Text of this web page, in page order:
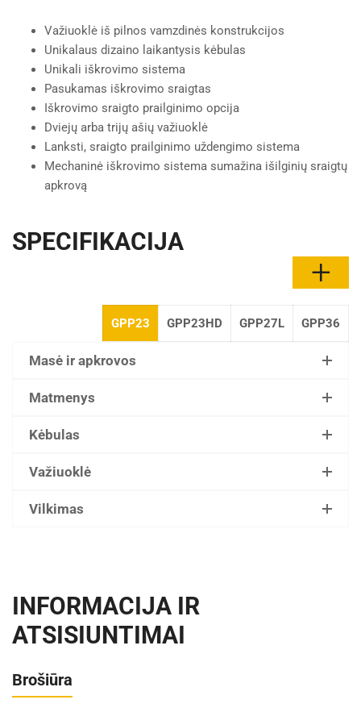
Važiuoklė iš pilnos vamzdinės konstrukcijos
Unikalaus dizaino laikantysis kėbulas
Unikali iškrovimo sistema
Pasukamas iškrovimo sraigtas
Iškrovimo sraigto prailginimo opcija
Dviejų arba trijų ašių važiuoklė
Lanksti, sraigto prailginimo uždengimo sistema
Mechaninė iškrovimo sistema sumažina išilginių sraigtų
apkrovą
SPECIFIKACIJA
GPP23 GPP23HD GPP27L GPP36
Masė ir apkrovos
Matmenys
Kėbulas
Važiuoklė
Vilkimas
INFORMACIJA IR
ATSISIUNTIMAI
Brošiūra